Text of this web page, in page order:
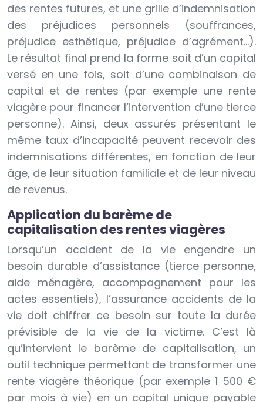
des rentes futures, et une grille d’indemnisation
des préjudices personnels (souffrances,
préjudice esthétique, préjudice d’agrément…).
Le résultat final prend la forme soit d’un capital
versé en une fois, soit d’une combinaison de
capital et de rentes (par exemple une rente
viagère pour financer l’intervention d’une tierce
personne). Ainsi, deux assurés présentant le
même taux d’incapacité peuvent recevoir des
indemnisations différentes, en fonction de leur
âge, de leur situation familiale et de leur niveau
de revenus.
Application du barème de
capitalisation des rentes viagères
Lorsqu’un accident de la vie engendre un
besoin durable d’assistance (tierce personne,
aide ménagère, accompagnement pour les
actes essentiels), l’assurance accidents de la
vie doit chiffrer ce besoin sur toute la durée
prévisible de la vie de la victime. C’est là
qu’intervient le barème de capitalisation, un
outil technique permettant de transformer une
rente viagère théorique (par exemple 1 500 €
par mois à vie) en un capital unique payable